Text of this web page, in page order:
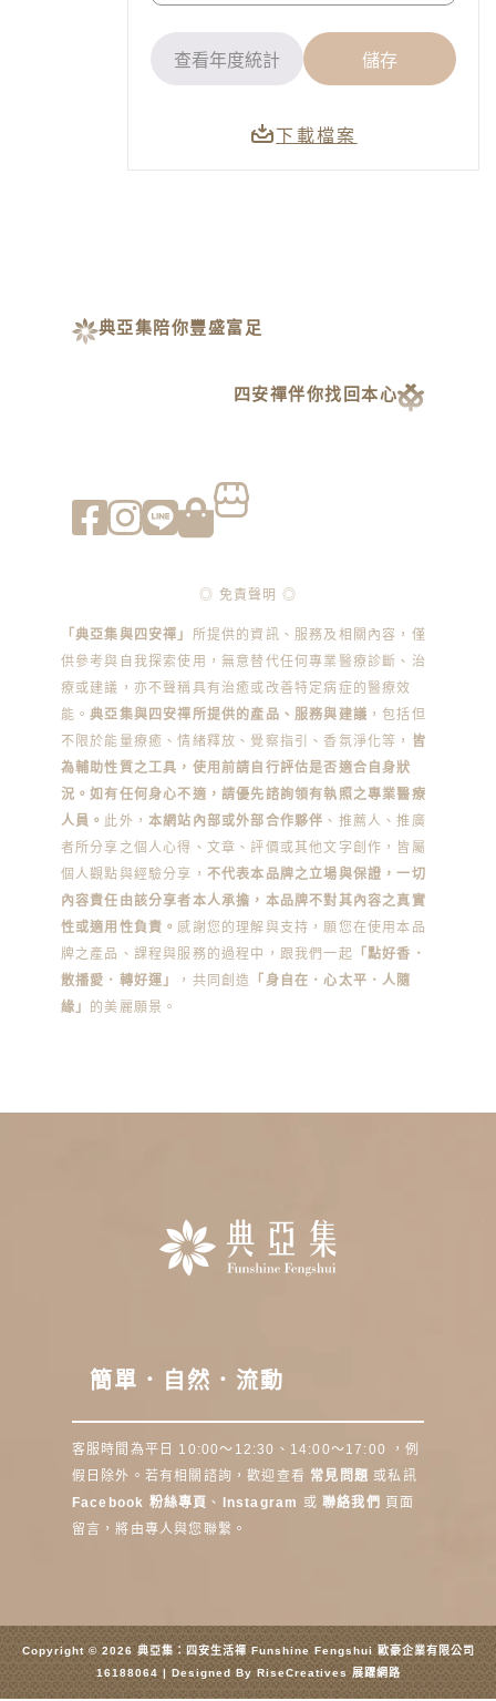
查看年度統計 儲存
下載檔案
典亞集陪你豐盛富足
四安禪伴你找回本心
◎ 免責聲明 ◎
「典亞集與四安禪」 所提供的資訊、服務及相關內容，僅
供參考與自我探索使用，無意替代任何專業醫療診斷、治
療或建議，亦不聲稱具有治癒或改善特定病症的醫療效
能。典亞集與四安禪所提供的產品、服務與建議 ，包括但
不限於能量療癒、情緒釋放、覺察指引、香氛淨化等， 皆
為輔助性質之工具，使用前請自行評估是否適合自身狀
況。如有任何身心不適，請優先諮詢領有執照之專業醫療
人員。 此外，本網站內部或外部合作夥伴 、推薦人、推廣
者所分享之個人心得、文章、評價或其他文字創作，皆屬
個人觀點與經驗分享， 不代表本品牌之立場與保證，一切
內容責任由該分享者本人承擔，本品牌不對其內容之真實
性或適用性負責。感謝您的理解與支持，願您在使用本品
牌之產品、課程與服務的過程中，跟我們一起 「點好香．
散播愛．轉好運」
，共同創造
「身自在．心太平．人隨
緣」
的美麗願景。
簡單．自然．流動
客服時間為平日 10:00～12:30、14:00～17:00 ，例
假日除外。若有相關諮詢，歡迎查看 常見問題 或私訊
Facebook 粉絲專頁 、 Instagram 或聯絡我們
頁面
留言，將由專人與您聯繫。
Copyright © 2026 典亞集：四安生活禪 Funshine Fengshui 歐豪企業有限公司
16188064 | Designed ByRiseCreatives 展躍網路